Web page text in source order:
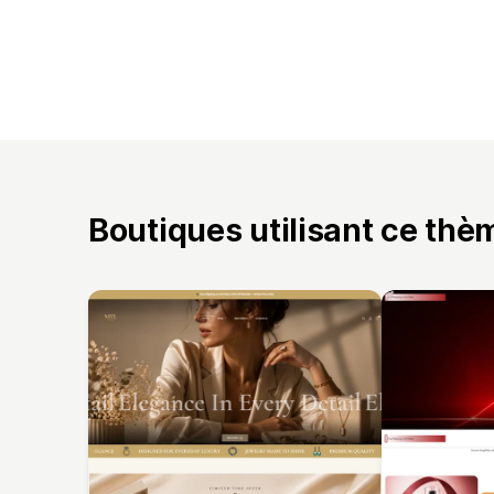
Boutiques utilisant ce